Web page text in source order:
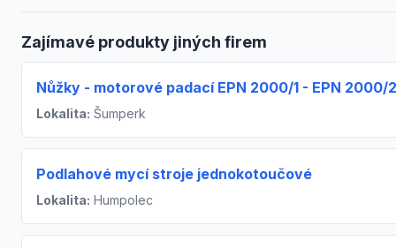
Zajímavé produkty jiných firem
Nůžky - motorové padací EPN 2000/1 - EPN 2000/2
Lokalita: Šumperk
Podlahové mycí stroje jednokotoučové
Lokalita: Humpolec